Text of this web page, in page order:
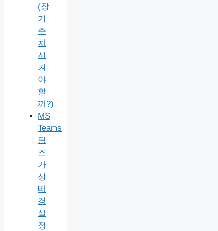
(장
기
주
차
시
켜
야
할
까?)
MS
Teams
팀
즈
가
상
배
경
설
정